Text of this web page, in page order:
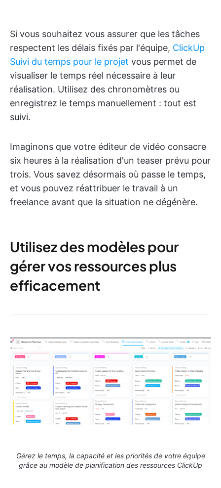
Si vous souhaitez vous assurer que les tâches
respectent les délais fixés par l'équipe, ClickUp
Suivi du temps pour le projet vous permet de
visualiser le temps réel nécessaire à leur
réalisation. Utilisez des chronomètres ou
enregistrez le temps manuellement : tout est
suivi.
Imaginons que votre éditeur de vidéo consacre
six heures à la réalisation d'un teaser prévu pour
trois. Vous savez désormais où passe le temps,
et vous pouvez réattribuer le travail à un
freelance avant que la situation ne dégénère.
Utilisez des modèles pour
gérer vos ressources plus
efficacement
Gérez le temps, la capacité et les priorités de votre équipe
grâce au modèle de planification des ressources ClickUp